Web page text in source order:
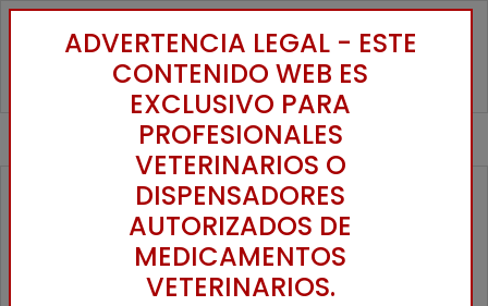
Accesorios Animales de Compañía
Alimentos Animales Compañia
ADVERTENCIA LEGAL - ESTE
CONTENIDO WEB ES
EXCLUSIVO PARA
PROFESIONALES
VETERINARIOS O
DISPENSADORES
AUTORIZADOS DE
MEDICAMENTOS
VETERINARIOS.